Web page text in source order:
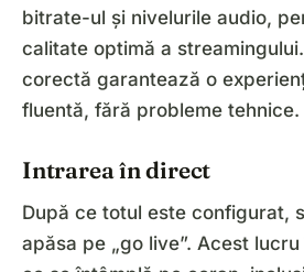
bitrate-ul și nivelurile audio,
calitate optimă a
corectă garantează o
fluentă, fără probleme tehnice.
Intrarea în direct
După ce totul este configurat,
apăsa pe „go live”. Acest